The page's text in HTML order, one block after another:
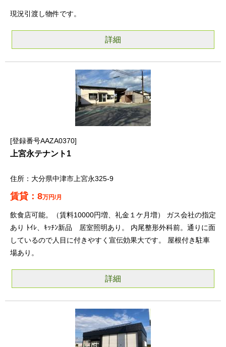
現況引渡し物件です。
詳細
登録番号AAZA0370
上宮永テナント1
大分県中津市上宮永325-9
8万円/月
飲食店可能。（賃料10000円増、礼金１ケ月増） ガス会社の指定
あり ﾄｲﾚ、ｷｯﾁﾝ新品 居室照明あり。 内尾整形外科前。通りに面
しているので人目に付きやすく宣伝効果大です。 屋根付き駐車
場あり。
詳細